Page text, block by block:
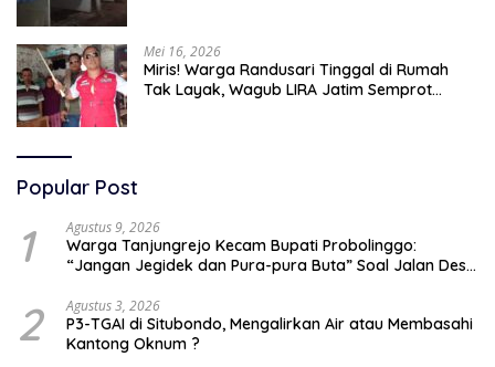
Mei 16, 2026
Miris! Warga Randusari Tinggal di Rumah
Tak Layak, Wagub LIRA Jatim Semprot
Popular Post
1 Agustus 9, 2026
Warga Tanjungrejo Kecam Bupati Probolinggo:
“Jangan Jegidek dan Pura-pura Buta” Soal Jalan Desa
2 Agustus 3, 2026
P3-TGAI di Situbondo, Mengalirkan Air atau Membasahi
Kantong Oknum ?